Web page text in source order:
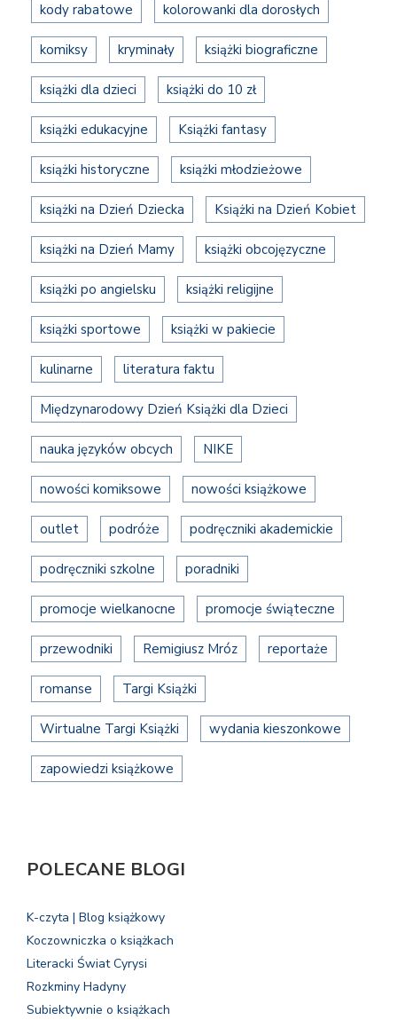
kody rabatowe kolorowanki dla dorosłych
komiksy kryminały książki biograficzne
książki dla dzieci książki do 10 zł
książki edukacyjne Książki fantasy
książki historyczne książki młodzieżowe
książki na Dzień Dziecka Książki na Dzień Kobiet
książki na Dzień Mamy książki obcojęzyczne
książki po angielsku książki religijne
książki sportowe książki w pakiecie
kulinarne literatura faktu
Międzynarodowy Dzień Książki dla Dzieci
nauka języków obcych NIKE
nowości komiksowe nowości książkowe
outlet podróże podręczniki akademickie
podręczniki szkolne poradniki
promocje wielkanocne promocje świąteczne
przewodniki Remigiusz Mróz reportaże
romanse Targi Książki
Wirtualne Targi Książki wydania kieszonkowe
zapowiedzi książkowe
POLECANE BLOGI
K-czyta | Blog książkowy
Koczowniczka o książkach
Literacki Świat Cyrysi
Rozkminy Hadyny
Subiektywnie o książkach